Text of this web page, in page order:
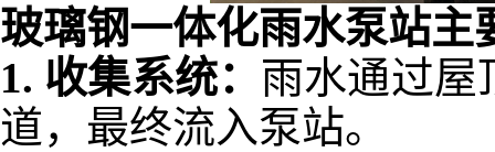
玻璃钢一体化雨水泵站主
1. 收集系统： 雨水通过屋
道，最终流入泵站。